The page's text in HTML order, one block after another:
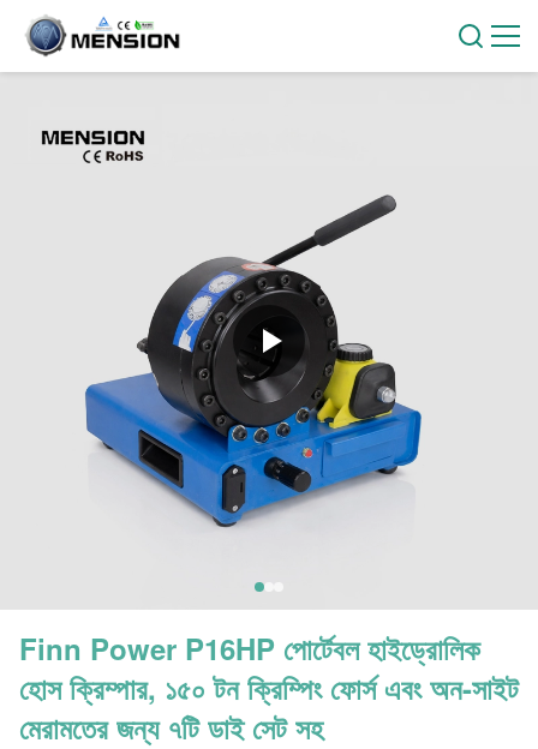
Finn Power P16HP পোর্টেবল হাইড্রোলিক
হোস ক্রিম্পার, ১৫০ টন ক্রিম্পিং ফোর্স এবং অন-সাইট
মেরামতের জন্য ৭টি ডাই সেট সহ